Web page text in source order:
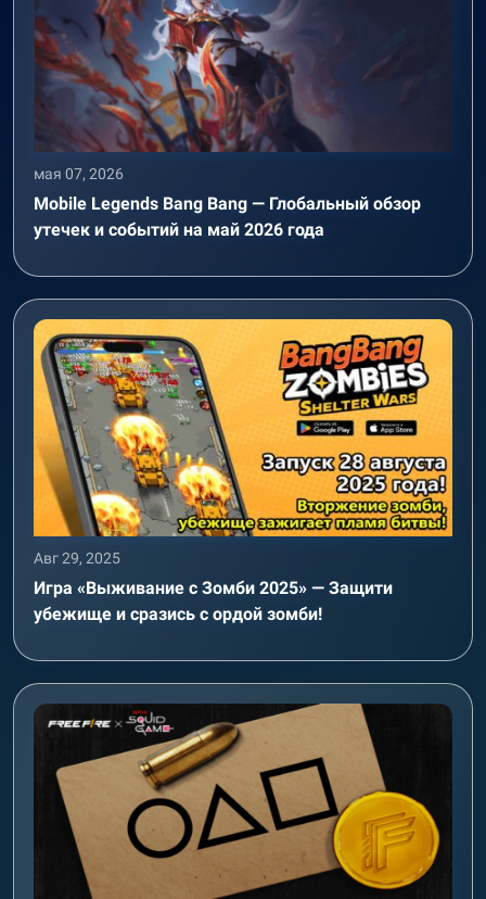
мая 07, 2026
Mobile Legends Bang Bang — Глобальный обзор
утечек и событий на май 2026 года
Авг 29, 2025
Игра «Выживание с Зомби 2025» — Защити
убежище и сразись с ордой зомби!